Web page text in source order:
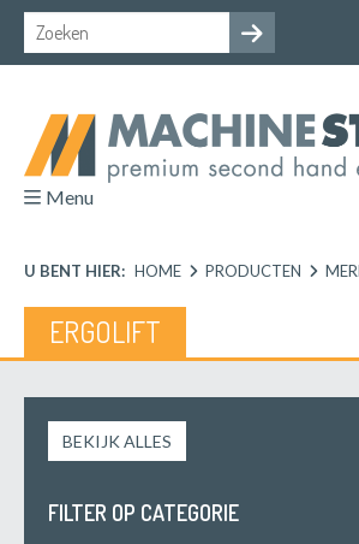
Menu
U BENT HIER: HOME PRODUCTEN
ERGOLIFT
BEKIJK ALLES
FILTER OP CATEGORIE